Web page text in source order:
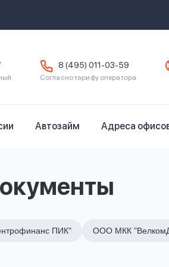
8 (495) 011-03-59
Согласно тарифу оператора
Автозайм Адреса
ПИК" ООО МКК